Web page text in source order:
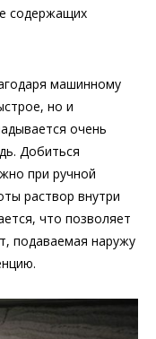
содержащих
машинному
но и
очень
Добиться
при ручной
раствор внутри
что позволяет
подаваемая наружу